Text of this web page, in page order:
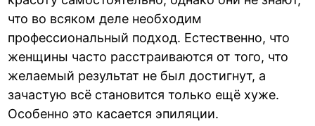
что во всяком деле необходим
профессиональный подход. Естественно, что
женщины часто расстраиваются от того, что
желаемый результат не был достигнут, а
зачастую всё становится только ещё хуже.
Особенно это касается эпиляции.